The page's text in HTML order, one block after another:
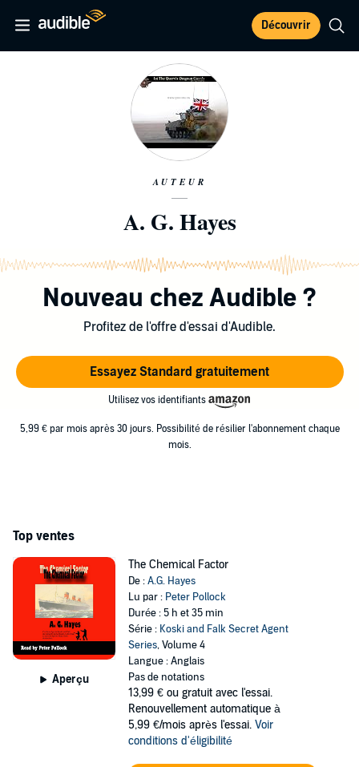
Découvrir
AUTEUR
A. G. Hayes
Nouveau chez Audible ?
Profitez de l'offre d'essai d'Audible.
Essayez Standard gratuitement
Utilisez vos identifiants
5,99 € par mois après 30 jours. Possibilité de résilier l'abonnement chaque
mois.
Top ventes
Aperçu
The Chemical Factor
De :A.G. Hayes
Lu par : Peter Pollock
Durée : 5 h et 35 min
Série : Koski and Falk Secret Agent
Series, Volume 4
Langue : Anglais
Pas de notations
13,99 € ou gratuit avec l'essai.
Renouvellement automatique à
5,99 €/mois après l'essai. Voir
conditions d'éligibilité